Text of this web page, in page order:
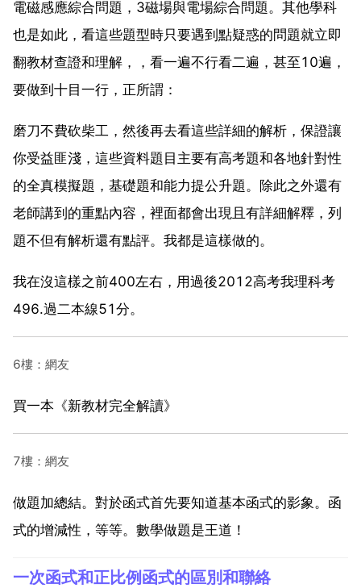
電磁感應綜合問題，3磁場與電場綜合問題。其他學科
也是如此，看這些題型時只要遇到點疑惑的問題就立即
翻教材查證和理解，，看一遍不行看二遍，甚至10遍，
要做到十目一行，正所謂：
磨刀不費砍柴工，然後再去看這些詳細的解析，保證讓
你受益匪淺，這些資料題目主要有高考題和各地針對性
的全真模擬題，基礎題和能力提公升題。除此之外還有
老師講到的重點內容，裡面都會出現且有詳細解釋，列
題不但有解析還有點評。我都是這樣做的。
我在沒這樣之前400左右，用過後2012高考我理科考
496.過二本線51分。
6樓：網友
買一本《新教材完全解讀》
7樓：網友
做題加總結。對於函式首先要知道基本函式的影象。函
式的增減性，等等。數學做題是王道！
一次函式和正比例函式的區別和聯絡